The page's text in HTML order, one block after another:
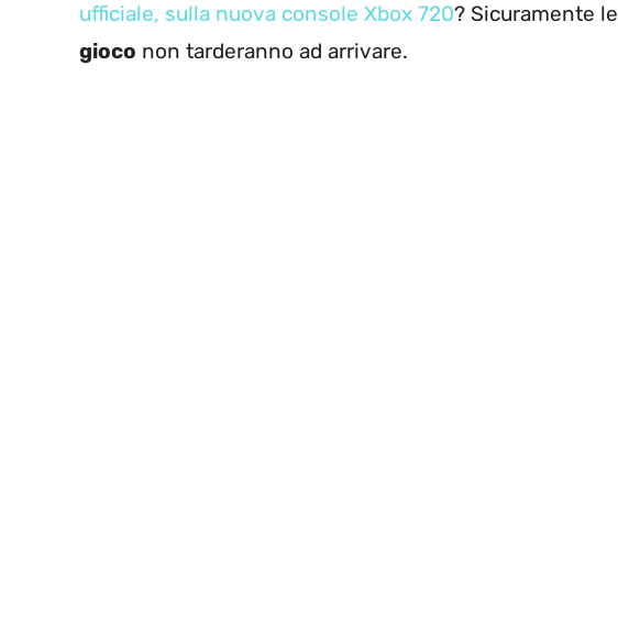
ufficiale, sulla nuova console Xbox 720? Sicuramente
gioco non tarderanno ad arrivare.